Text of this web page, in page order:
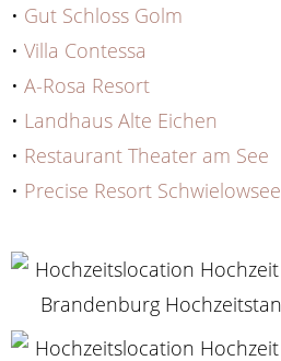
• Gut Schloss Golm
• Villa Contessa
• A-Rosa Resort
• Landhaus Alte Eichen
• Restaurant Theater am See
• Precise Resort Schwielowsee